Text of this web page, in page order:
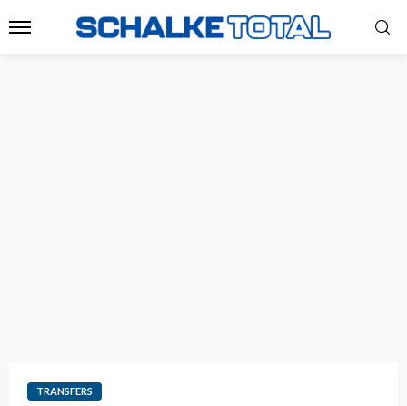
TRANSFERS